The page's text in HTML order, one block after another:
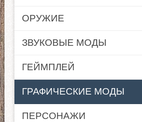
ОРУЖИЕ
ЗВУКОВЫЕ МОДЫ
ГЕЙМПЛЕЙ
ГРАФИЧЕСКИЕ МОДЫ
ПЕРСОНАЖИ